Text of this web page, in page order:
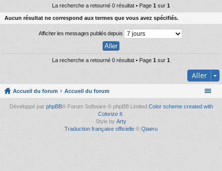
s
La recherche a retourné 0 résultat • Page 1 sur 1
Aucun résultat ne correspond aux termes que vous avez spécifiés.
Afficher les messages publiés depuis
La recherche a retourné 0 résultat • Page 1 sur 1
Aller
Accueil du forum Accueil du forum
Développé par phpBB® Forum Software © phpBB Limited Color scheme created with
Colorize It
Style by Arty
Traduction française officielle © Qiaeru